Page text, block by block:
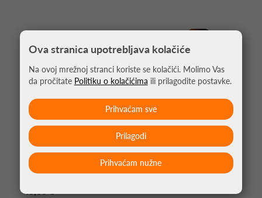
STRELICE ZA PIKADO AMBERJACK 2 90%
TUNGSTEN
43,00 €
Ova stranica upotrebljava kolačiće
Na ovoj mrežnoj stranci koriste se kolačići. Molimo Vas
da pročitate Politiku o kolačićima ili prilagodite postavke.
Prihvaćam nužne
Prilagodi
Prihvaćam sve